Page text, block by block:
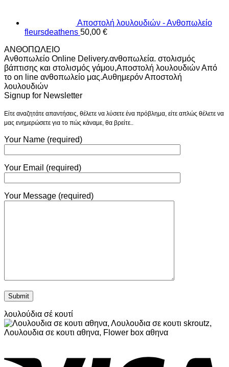
Αποστολή λουλουδιών - Ανθοπωλείο
fleursdeathens 50,00 €
ΑΝΘΟΠΩΛΕΙΟ
Ανθοπωλείο Online Delivery.ανθοπωλεία. στολισμός
βάπτισης και στολισμός γάμου,Αποστολή λουλουδιών Από
το on line ανθοπωλείο μας.Αυθημερόν Αποστολή
λουλουδιών
Signup for Newsletter
Είτε αναζητάτε απαντήσεις, θέλετε να λύσετε ένα πρόβλημα, είτε απλώς θέλετε να
μας ενημερώσετε για το πώς κάναμε, θα βρείτε..
Your Name (required)
Your Email (required)
Your Message (required)
λουλούδια σέ κουτί